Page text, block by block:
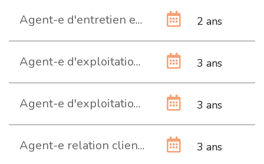
Agent-e d'entretien en assainissement AFP 2 ans
Agent-e d'exploitation CFC (Bâtiment) 3 ans
Agent-e d'exploitation CFC (Commerce) 3 ans
Agent-e relation client CFC 3 ans